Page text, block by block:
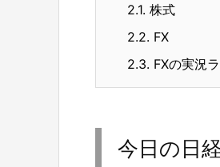
2.1. 株式
2.2. FX
2.3. FXの実況
今日の日